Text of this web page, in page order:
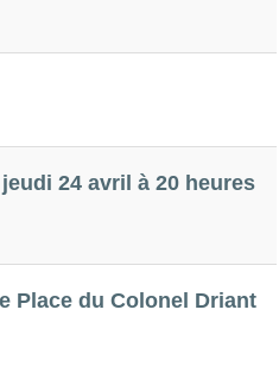
24 avril à 20 heures
Place du Colonel Driant